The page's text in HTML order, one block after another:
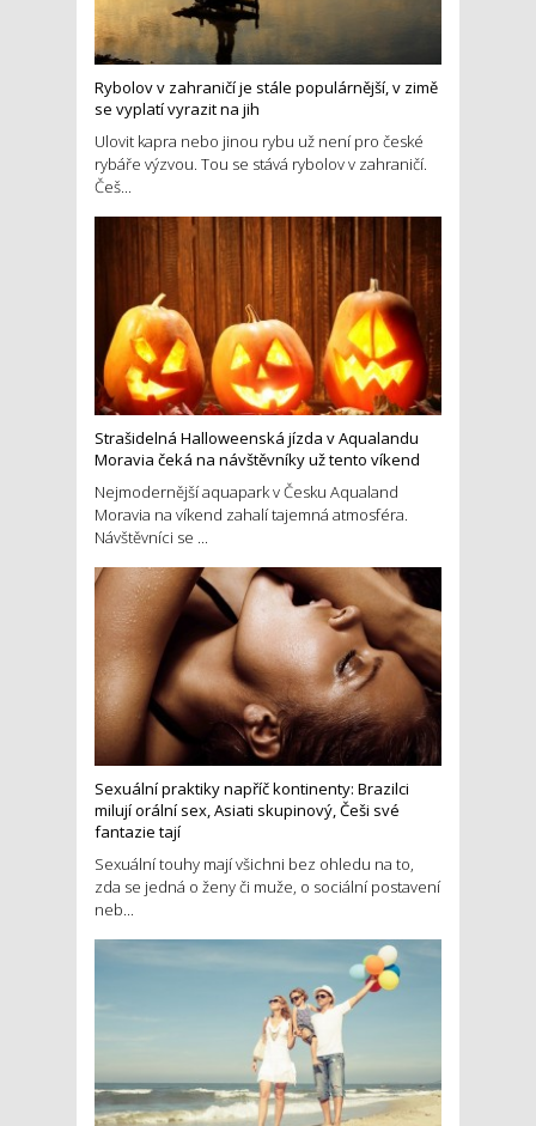
Rybolov v zahraničí je stále populárnější, v zimě
se vyplatí vyrazit na jih
Ulovit kapra nebo jinou rybu už není pro české
rybáře výzvou. Tou se stává rybolov v zahraničí.
Češ...
Strašidelná Halloweenská jízda v Aqualandu
Moravia čeká na návštěvníky už tento víkend
Nejmodernější aquapark v Česku Aqualand
Moravia na víkend zahalí tajemná atmosféra.
Návštěvníci se ...
Sexuální praktiky napříč kontinenty: Brazilci
milují orální sex, Asiati skupinový, Češi své
fantazie tají
Sexuální touhy mají všichni bez ohledu na to,
zda se jedná o ženy či muže, o sociální postavení
neb...